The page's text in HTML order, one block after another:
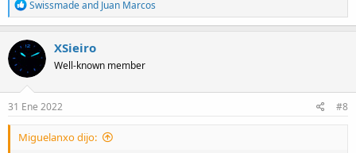
R
e
a
c
t
o
n
s
Swissmadeand Juan Marcos
XSieiro
Well-known member
31 Ene 2022 #8
Miguelanxo dijo: